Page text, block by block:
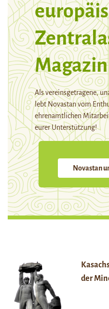
Magazin
Als vereinsgetragene,
lebt Novastan vom
ehrenamtlichen
eurer Unterstützung!
Novastan
der